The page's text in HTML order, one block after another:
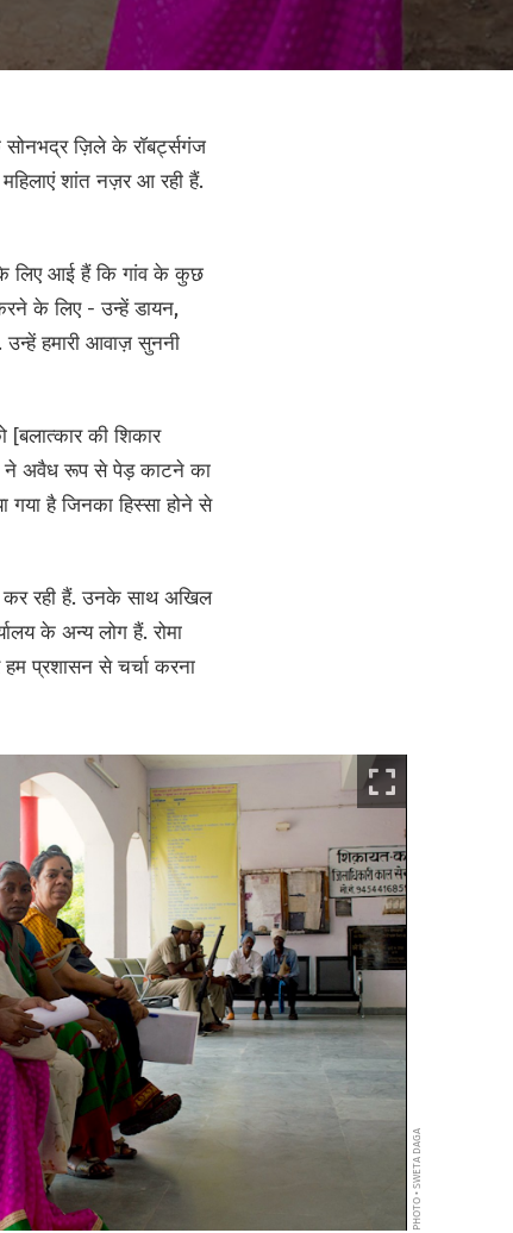
ज़िले के रॉबर्ट्सगंज
शांत नज़र आ रही हैं.
लिए आई हैं कि गांव के कुछ
के लिए - उन्हें डायन,
हमारी आवाज़ सुननी
की शिकार
ने अवैध रूप से पेड़ काटने का
है जिनका हिस्सा होने से
कर रही हैं. उनके साथ अखिल
के अन्य लोग हैं. रोमा
प्रशासन से चर्चा करना
PHOTO • SWETA DAGA